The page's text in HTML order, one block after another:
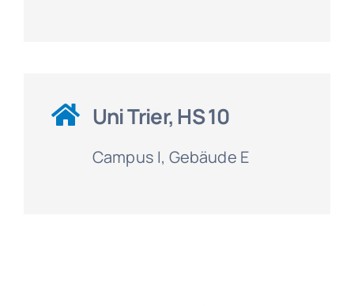
Uni Trier, HS 10
Campus I, Gebäude E